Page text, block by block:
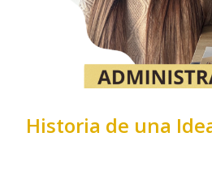
Historia de una